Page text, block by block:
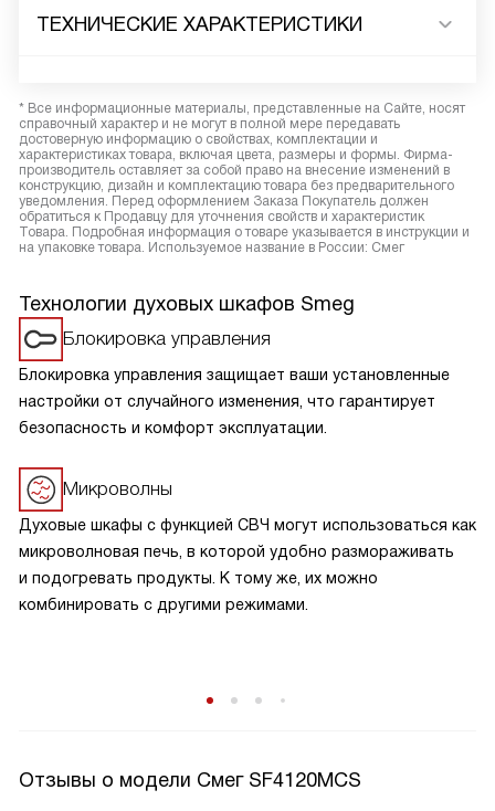
ТЕХНИЧЕСКИЕ ХАРАКТЕРИСТИКИ
* Все информационные материалы, представленные на Сайте, носят
справочный характер и не могут в полной мере передавать
достоверную информацию о свойствах, комплектации и
характеристиках товара, включая цвета, размеры и формы. Фирма-
производитель оставляет за собой право на внесение изменений в
конструкцию, дизайн и комплектацию товара без предварительного
уведомления. Перед оформлением Заказа Покупатель должен
обратиться к Продавцу для уточнения свойств и характеристик
Товара. Подробная информация о товаре указывается в инструкции и
на упаковке товара. Используемое название в России: Смег
Технологии духовых шкафов Smeg
Блокировка управления
Блокировка управления защищает ваши установленные
настройки от случайного изменения, что гарантирует
безопасность и комфорт эксплуатации.
Микроволны
Духовые шкафы с функцией СВЧ могут использоваться как
микроволновая печь, в которой удобно размораживать
и подогревать продукты. К тому же, их можно
комбинировать с другими режимами.
Отзывы о модели Смег SF4120MCS